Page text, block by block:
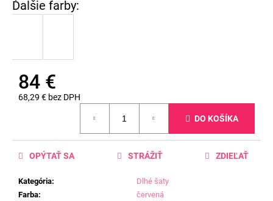
84 €
68,29 € bez DPH
DO KOŠÍKA
Kategória:
Dlhé šaty
Farba:
červená
OPÝTAŤ SA STRÁŽIŤ ZDIEĽAŤ